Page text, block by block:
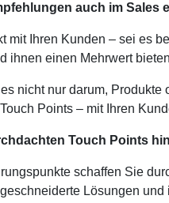
auch im
mit Ihren Kunden – sei es
ihnen einen Mehrwert
nicht nur darum,
Points – mit Ihren
Touch Points
schaffen Sie
Lösungen